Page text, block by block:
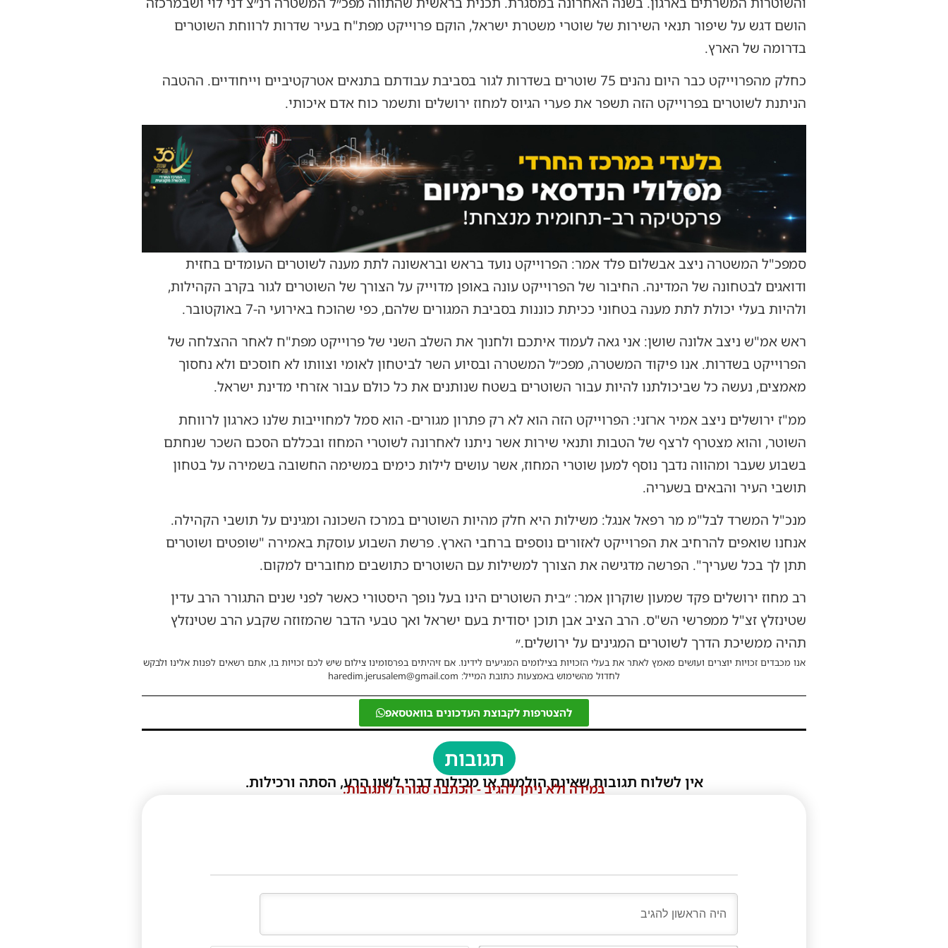
הושם דגש על שיפור תנאי השירות של שוטרי משטרת ישראל, הוקם פרוייקט מפת"ח בעיר שדרות לרווחת השוטרים
בדרומה של הארץ.
כחלק מהפרוייקט כבר היום נהנים 75 שוטרים בשדרות לגור בסביבת עבודתם בתנאים אטרקטיביים וייחודיים. ההטבה
הניתנת לשוטרים בפרוייקט הזה תשפר את פערי הגיוס למחוז ירושלים ותשמר כוח אדם איכותי.
סמפכ"ל המשטרה ניצב אבשלום פלד אמר: הפרוייקט נועד בראש ובראשונה לתת מענה לשוטרים העומדים בחזית
ודואגים לבטחונה של המדינה. החיבור של הפרוייקט עונה באופן מדוייק על הצורך של השוטרים לגור בקרב הקהילות,
ולהיות בעלי יכולת לתת מענה בטחוני ככיתת כוננות בסביבת המגורים שלהם, כפי שהוכח באירועי ה-7 באוקטובר.
ראש אמ"ש ניצב אלונה שושן: אני גאה לעמוד איתכם ולחנוך את השלב השני של פרוייקט מפת"ח לאחר ההצלחה של
הפרוייקט בשדרות. אנו פיקוד המשטרה, מפכ״ל המשטרה ובסיוע השר לביטחון לאומי וצוותו לא חוסכים ולא נחסוך
מאמצים, נעשה כל שביכולתנו להיות עבור השוטרים בשטח שנותנים את כל כולם עבור אזרחי מדינת ישראל.
ממ"ז ירושלים ניצב אמיר ארזני: הפרוייקט הזה הוא לא רק פתרון מגורים- הוא סמל למחוייבות שלנו כארגון לרווחת
השוטר, והוא מצטרף לרצף של הטבות ותנאי שירות אשר ניתנו לאחרונה לשוטרי המחוז ובכללם הסכם השכר שנחתם
בשבוע שעבר ומהווה נדבך נוסף למען שוטרי המחוז, אשר עושים לילות כימים במשימה החשובה בשמירה על בטחון
תושבי העיר והבאים בשעריה.
מנכ"ל המשרד לבל"מ מר רפאל אנגל: משילות היא חלק מהיות השוטרים במרכז השכונה ומגינים על תושבי הקהילה.
אנחנו שואפים להרחיב את הפרוייקט לאזורים נוספים ברחבי הארץ. פרשת השבוע עוסקת באמירה "שופטים ושוטרים
תתן לך בכל שעריך". הפרשה מדגישה את הצורך למשילות עם השוטרים כתושבים מחוברים למקום.
רב מחוז ירושלים פקד שמעון שוקרון אמר: ״בית השוטרים הינו בעל נופך היסטורי כאשר לפני שנים התגורר הרב עדין
שטינזלץ זצ"ל ממפרשי הש"ס. הרב הציב אבן תוכן יסודית בעם ישראל ואך טבעי הדבר שהמזוזה שקבע הרב שטינזלץ
תהיה ממשיכת הדרך לשוטרים המגינים על ירושלים.״
אנו מכבדים זכויות יוצרים ועושים מאמץ לאתר את בעלי הזכויות בצילומים המגיעים לידינו. אם זיהיתים בפרסומינו צילום שיש לכם זכויות בו, אתם רשאים לפנות אלינו ולבקש
לחדול מהשימוש באמצעות כתובת המייל: haredim.jerusalem@gmail.com
להצטרפות לקבוצת העדכונים בוואטסאפ
תגובות
אין לשלוח תגובות שאינם הולמות או מכילות דברי לשון הרע, הסתה ורכילות.
במידה ולא ניתן להגיב - הכתבה סגורה לתגובות.